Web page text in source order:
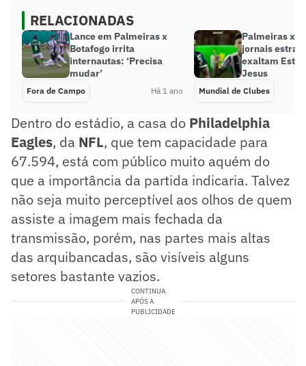
RELACIONADAS
Lance em Palmeiras x
Botafogo irrita
internautas: ‘Precisa
mudar’
Fora de Campo Há 1 ano
Palmeiras x
jornais
exaltam
Jesus
Mundial de Clubes
Dentro do estádio, a casa do Philadelphia
Eagles, da NFL, que tem capacidade para
67.594, está com público muito aquém do
que a importância da partida indicaria. Talvez
não seja muito perceptível aos olhos de quem
assiste a imagem mais fechada da
transmissão, porém, nas partes mais altas
das arquibancadas, são visíveis alguns
setores bastante vazios.
CONTINUA
APÓS A
PUBLICIDADE